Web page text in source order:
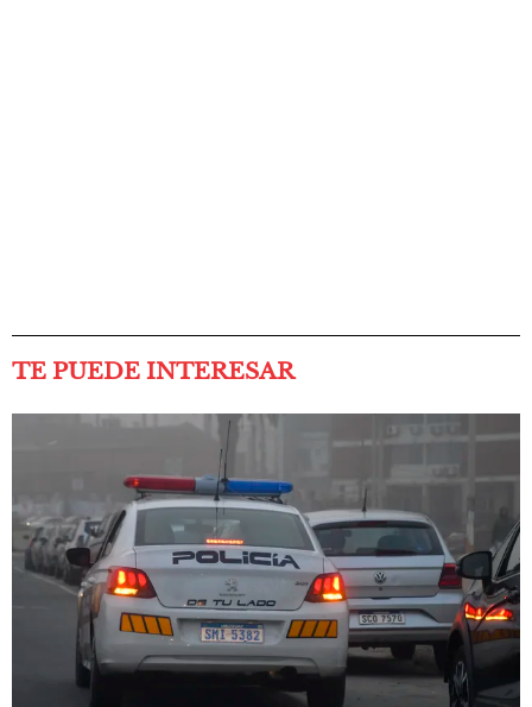
TE PUEDE INTERESAR